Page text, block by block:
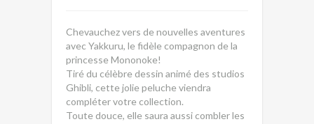
Chevauchez vers de nouvelles aventures
avec Yakkuru, le fidèle compagnon de la
princesse Mononoke!
Tiré du célèbre dessin animé des studios
Ghibli, cette jolie peluche viendra
compléter votre collection.
Toute douce, elle saura aussi combler les